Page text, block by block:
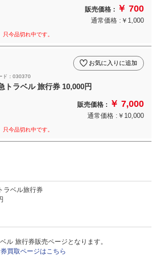
販売価格 : ￥ 700
通常価格 :￥1,000
今品切れ中です。
ド：030370
トラベル 旅行券 10,000円
お気に入りに追加
販売価格 : ￥ 7,000
通常価格 :￥10,000
今品切れ中です。
ラベル旅行券
ル 旅行券販売ページとなります。
買取ページはこちら